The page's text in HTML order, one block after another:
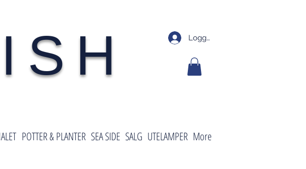
Logg inn
POTTER & PLANTER SEA SIDE SALG UTELAMPER More